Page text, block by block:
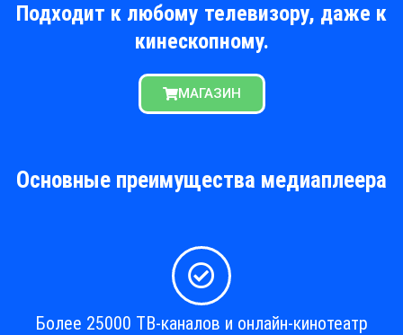
Подходит к любому телевизору, даже к
кинескопному.
МАГАЗИН
Основные преимущества медиаплеера
Более 25000 ТВ-каналов и онлайн-кинотеатр